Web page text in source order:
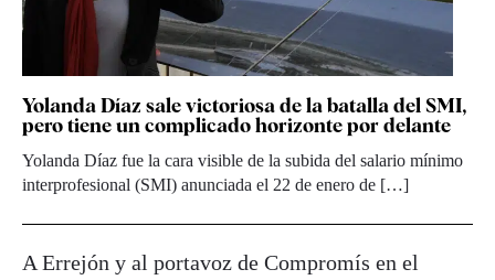
Yolanda Díaz sale victoriosa de la batalla del SMI,
pero tiene un complicado horizonte por delante
Yolanda Díaz fue la cara visible de la subida del salario mínimo
interprofesional (SMI) anunciada el 22 de enero de […]
A Errejón y al portavoz de Compromís en el